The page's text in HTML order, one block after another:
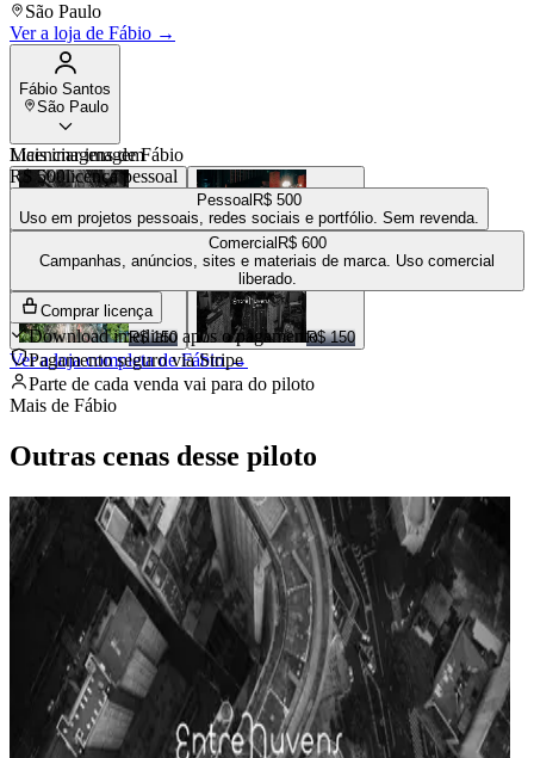
São Paulo
Ver a loja de Fábio →
Fábio Santos
São Paulo
Mais imagens deFábio
R$ 150
R$ 150 R$ 150
Ver a loja completa deFábio→
Licenciar imagem
R$ 500licença pessoal
Pessoal R$ 500
Uso em projetos pessoais, redes sociais e portfólio. Sem revenda.
Comercial R$ 600
Campanhas, anúncios, sites e materiais de marca. Uso comercial
liberado.
Comprar licença
Download imediato após o pagamento
Pagamento seguro via Stripe
Parte de cada venda vai para do piloto
Mais de Fábio
Outras cenas desse piloto